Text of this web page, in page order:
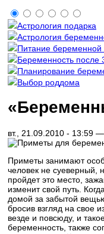
Астрология подарка
Астрология
Питание
Беременность после
Планирование
Выбор роддома
вт., 21.09.2010 - 13:59 —
Приметы занимают
человек не суеверный,
пройдет это место,
изменит свой путь.
домой за забытой
бросив взгляд на свое
везде и повсюду, и
беременность, также